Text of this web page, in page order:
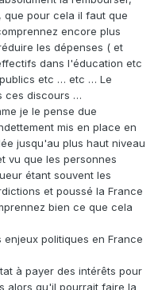
que pour cela il faut que
encore plus
les dépenses ( et
dans l'éducation etc
etc … etc … Le
ces discours …
je le pense due
mis en place en
jusqu'au plus haut niveau
vu que les personnes
étant souvent les
et poussé la France
bien ce que cela
politiques en France
à payer des intérêts pour
alors qu'il pourrait faire la